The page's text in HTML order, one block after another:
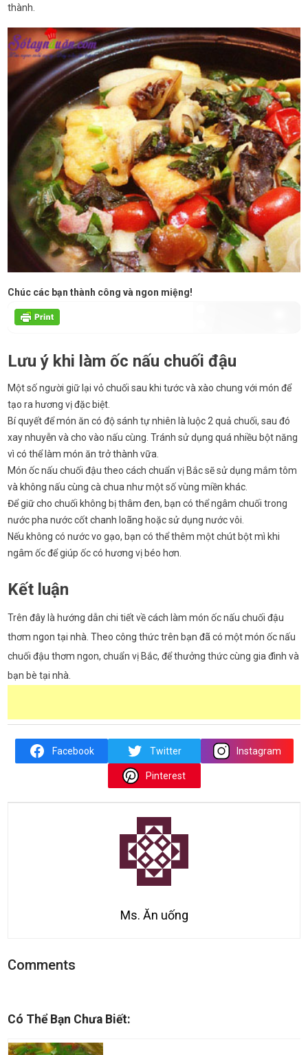
thành.
Chúc các bạn thành công và ngon miệng!
Lưu ý khi làm ốc nấu chuối đậu
Một số người giữ lại vỏ chuối sau khi tước và xào chung với món để
tạo ra hương vị đặc biệt.
Bí quyết để món ăn có độ sánh tự nhiên là luộc 2 quả chuối, sau đó
xay nhuyễn và cho vào nấu cùng. Tránh sử dụng quá nhiều bột năng
vì có thể làm món ăn trở thành vữa.
Món ốc nấu chuối đậu theo cách chuẩn vị Bắc sẽ sử dụng mắm tôm
và không nấu cùng cà chua như một số vùng miền khác.
Để giữ cho chuối không bị thâm đen, bạn có thể ngâm chuối trong
nước pha nước cốt chanh loãng hoặc sử dụng nước vôi.
Nếu không có nước vo gạo, bạn có thể thêm một chút bột mì khi
ngâm ốc để giúp ốc có hương vị béo hơn.
Kết luận
Trên đây là hướng dẫn chi tiết về cách làm món ốc nấu chuối đậu
thơm ngon tại nhà. Theo công thức trên bạn đã có một món ốc nấu
chuối đậu thơm ngon, chuẩn vị Bắc, để thưởng thức cùng gia đình và
bạn bè tại nhà.
Facebook Twitter Instagram
Pinterest
Ms. Ăn uống
Comments
Có Thể Bạn Chưa Biết: